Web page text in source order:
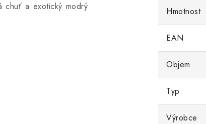
chuť a exotický modrý
Hmotnost
EAN
Objem
Typ
Výrobce